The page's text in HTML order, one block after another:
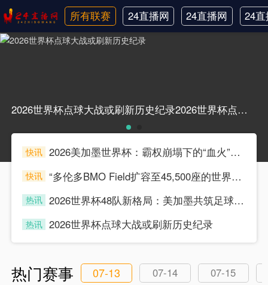
所有联赛
24直播网
日职联
24直播网
中甲
24
韩
2026世界杯点球大战或刷新历史纪录2026世界杯点球大战或刷新历史纪录
快讯
2026美加墨世界杯：霸权崩塌下的“血火”狂欢
快讯
“多伦多BMO Field扩容至45,500座的世界杯声场适配性仿真分析（2026）”
热讯
2026世界杯48队新格局：美加墨共筑足球盛宴，北美势力版图全面重构
热讯 2026世界杯点球大战或刷新历史纪录
热门赛事 07-13 07-14
07-15